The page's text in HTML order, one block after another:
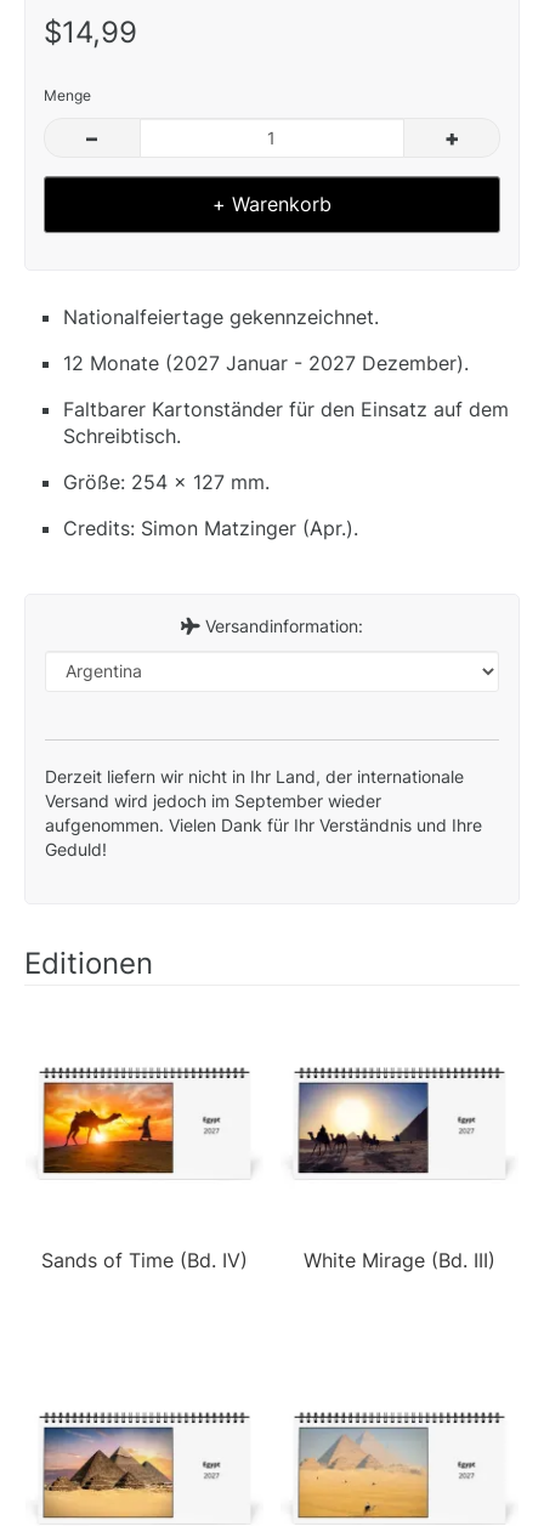
$14,99
Menge
– +
+ Warenkorb
Nationalfeiertage gekennzeichnet.
12 Monate (2027 Januar - 2027 Dezember).
Faltbarer Kartonständer für den Einsatz auf dem
Schreibtisch.
Größe: 254 x 127 mm.
Credits: Simon Matzinger (Apr.).
Versandinformation:
Derzeit liefern wir nicht in Ihr Land, der internationale
Versand wird jedoch im September wieder
aufgenommen. Vielen Dank für Ihr Verständnis und Ihre
Geduld!
Editionen
Sands of Time (Bd. IV) White Mirage (Bd. III)